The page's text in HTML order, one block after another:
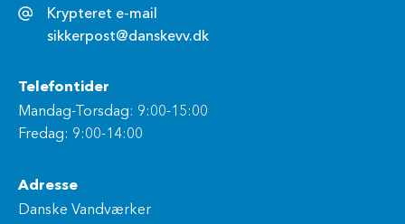
Krypteret e-mail
sikkerpost@danskevv.dk
Telefontider
Mandag-Torsdag: 9:00-15:00
Fredag: 9:00-14:00
Adresse
Danske Vandværker